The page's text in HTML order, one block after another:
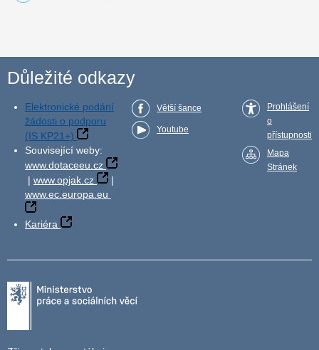
Důležité odkazy
Elektronické podání
žádosti o podporu
(IS KP21+)
Související weby:
www.dotaceeu.cz
| www.opjak.cz
|
www.ec.europa.eu
Kariéra
Větší šance
Youtube
Prohlášení
o
přístupnosti
Mapa
Stránek